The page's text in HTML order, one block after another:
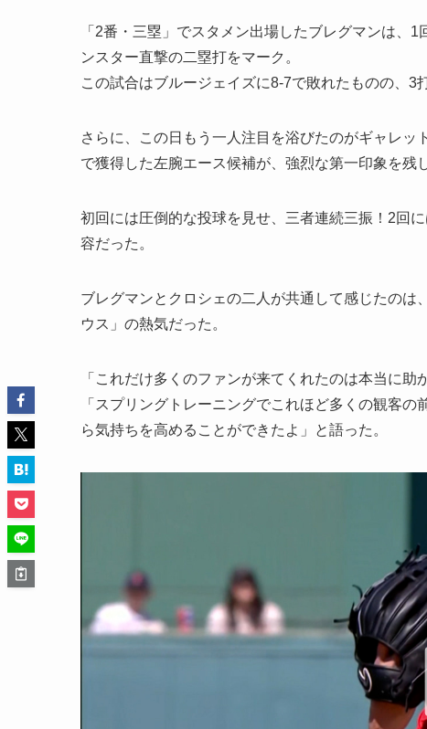
「2番・三塁」でスタメン出場したブレグマンは、
ンスター直撃の二塁打をマーク。
この試合はブルージェイズに8-7で敗れたものの、3
さらに、この日もう一人注目を浴びたのがギャレ
で獲得した左腕エース候補が、強烈な第一印象を残
初回には圧倒的な投球を見せ、三者連続三振！2回
容だった。
ブレグマンとクロシェの二人が共通して感じたの
ウス」の熱気だった。
「これだけ多くのファンが来てくれたのは本当に助
「スプリングトレーニングでこれほど多くの観客
ら気持ちを高めることができたよ」と語った。